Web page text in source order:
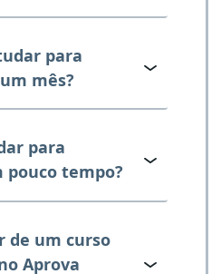
para
mês?
para
pouco tempo?
de um curso
Aprova